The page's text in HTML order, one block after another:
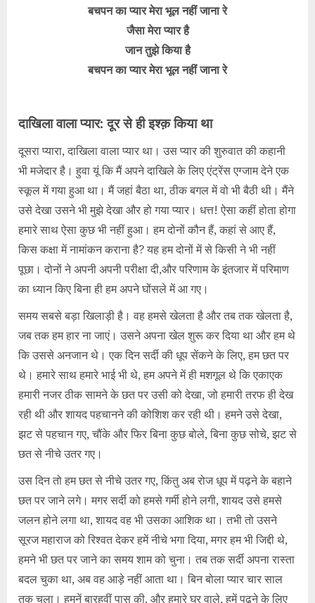
बचपन का प्यार मेरा भूल नहीं जाना रे
जैसा मेरा प्यार है
जान तुझे किया है
बचपन का प्यार मेरा भूल नहीं जाना रे
दाखिला वाला प्यार: दूर से ही इश्क़ किया था
दूसरा प्यारा, दाखिला वाला प्यार था। उस प्यार की शुरुवात की कहानी
भी मजेदार है। हुवा यूं कि मैं अपने दाखिले के लिए एंट्रेंस एग्जाम देने एक
स्कूल में गया हुआ था। मैं जहां बैठा था, ठीक बगल में वो भी बैठी थी। मैंने
उसे देखा उसने भी मुझे देखा और हो गया प्यार। धत्त! ऐसा कहीं होता होगा
हमारे साथ ऐसा कुछ भी नहीं हुआ। हम दोनों कौन हैं, कहां से आए हैं,
किस कक्षा में नामांकन कराना है? यह हम दोनों में से किसी ने भी नहीं
पूछा। दोनों ने अपनी अपनी परीक्षा दी,और परिणाम के इंतजार में परिमाण
का ध्यान किए बिना ही हम अपने घोंसले में आ गए।
समय सबसे बड़ा खिलाड़ी है। वह हमसे खेलता है और तब तक खेलता है,
जब तक हम हार ना जाएं। उसने अपना खेल शुरू कर दिया था और हम थे
कि उससे अनजान थे। एक दिन सर्दी की धूप सेंकने के लिए, हम छत पर
थे। हमारे साथ हमारे भाई भी थे, हम अपने में ही मशगूल थे कि एकाएक
हमारी नजर ठीक सामने के छत पर उसी को देखा, जो हमारी तरफ ही देख
रही थी और शायद पहचानने की कोशिश कर रही थी। हमने उसे देखा,
झट से पहचान गए, चौंके और फिर बिना कुछ बोले, बिना कुछ सोचे, झट से
छत से नीचे उतर गए।
उस दिन तो हम छत से नीचे उतर गए, किंतु अब रोज धूप में पढ़ने के बहाने
छत पर जाने लगे। मगर सर्दी को हमसे गर्मी होने लगी, शायद उसे हमसे
जलन होने लगा था, शायद वह भी उसका आशिक था। तभी तो उसने
सूरज महाराज को रिश्वत देकर हमें नीचे भगा दिया, मगर हम भी जिद्दी थे,
हमने भी छत पर जाने का समय शाम को चुना। तब तक सर्दी अपना रास्ता
बदल चुका था, अब वह आड़े नहीं आता था। बिन बोला प्यार चार साल
तक चला। हमनें बारहवीं पास की, और हमारे घर वाले, हमें पढ़ने के लिए